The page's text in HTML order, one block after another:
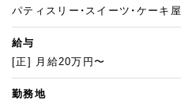
パティスリー・スイーツ・ケーキ屋
給与
[正] 月給20万円〜
勤務地